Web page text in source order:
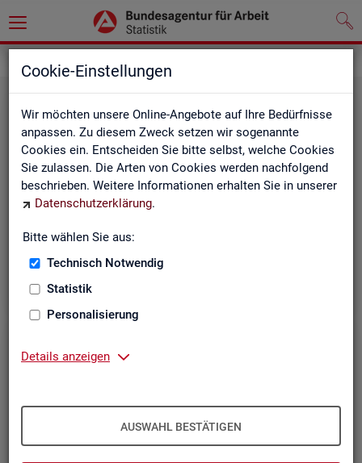
Cookie-Einstellungen
Wir möchten unsere Online-Angebote auf Ihre Bedürfnisse
anpassen. Zu diesem Zweck setzen wir sogenannte
Cookies ein. Entscheiden Sie bitte selbst, welche Cookies
Sie zulassen. Die Arten von Cookies werden nachfolgend
beschrieben. Weitere Informationen erhalten Sie in unserer
Datenschutzerklärung.
Bitte wählen Sie aus:
Technisch Notwendig
Statistik
Personalisierung
Details anzeigen
AUSWAHL BESTÄTIGEN